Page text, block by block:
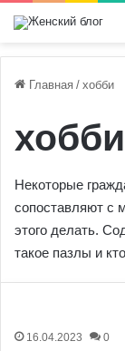
Главная / хобби
хобби
Некоторые
сопоставляют с
этого делать.
такое пазлы и
16.04.2023 0